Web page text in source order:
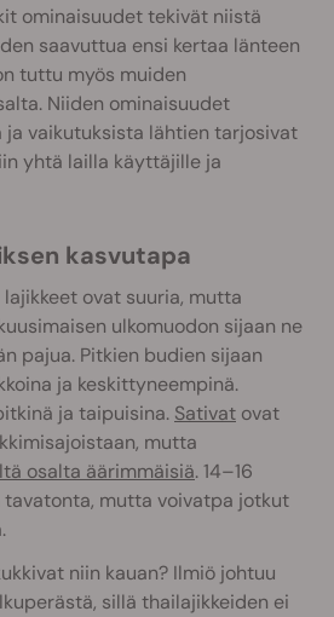
ominaisuudet tekivät niistä
saavuttua ensi kertaa länteen
tuttu myös muiden
Niiden ominaisuudet
ja vaikutuksista lähtien tarjosivat
yhtä lailla käyttäjille ja
kasvutapa
ovat suuria, mutta
ulkomuodon sijaan ne
pajua. Pitkien budien sijaan
ja keskittyneempinä.
ja taipuisina. Sativat ovat
mutta
osalta äärimmäisiä. 14–16
tavatonta, mutta voivatpa jotkut
niin kauan? Ilmiö johtuu
sillä thailajikkeiden ei